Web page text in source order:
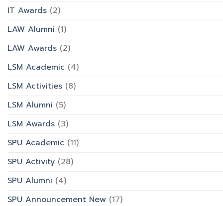
IT Awards (2)
LAW Alumni (1)
LAW Awards (2)
LSM Academic (4)
LSM Activities (8)
LSM Alumni (5)
LSM Awards (3)
SPU Academic (11)
SPU Activity (28)
SPU Alumni (4)
SPU Announcement New (17)